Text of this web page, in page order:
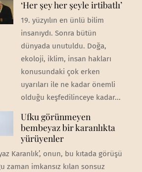
‘Her şey her şeyle irtibatlı’
19. yüzyılın en ünlü bilim
insanıydı. Sonra bütün
dünyada unutuldu. Doğa,
ekoloji, iklim, insan hakları
konusundaki çok erken
uyarıları ile ne kadar önemli
olduğu keşfedilinceye kadar...
Ufku görünmeyen
bembeyaz bir karanlıkta
yürüyenler
Karanlık’, onun, bu kıtada görüşü
zaman imkansız kılan sonsuz